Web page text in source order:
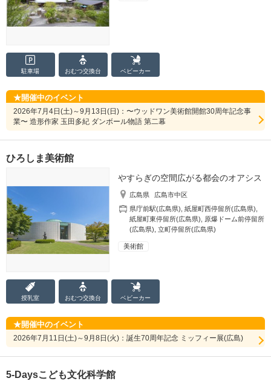
駐車場 おむつ交換台 ベビーカー
開催中のイベント
2026年7月4日(土)～9月13日(日)：〜ウッドワン美術館開館30周年記念事
業〜 造形作家 玉田多紀 ダンボール物語 第二幕
ひろしま美術館
やすらぎの空間広がる都会のオアシス
広島県
広島市中区
県庁前駅(広島県) ,紙屋町西停留所(広島県)
紙屋町東停留所(広島県)
原爆ドーム前停留所
(広島県) ,立町停留所(広島県)
美術館
授乳室 おむつ交換台 ベビーカー
開催中のイベント
2026年7月11日(土)～9月8日(火)：誕生70周年記念 ミッフィー展(広島)
5-Daysこども文化科学館